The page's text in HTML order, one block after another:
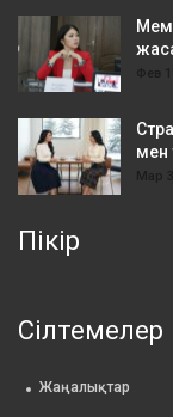
Фев
мен
Мар
Пікір
Сілтемелер
Жаңалықтар